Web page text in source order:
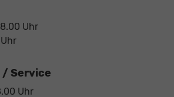
Uhr
/ Service
Uhr